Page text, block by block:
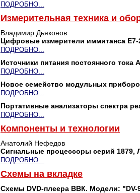
ПОДРОБНО...
Измерительная техника и
Владимир Дьяконов
Цифровые измерители иммитанса E7-
ПОДРОБНО...
Источники питания постоянного тока
ПОДРОБНО...
Новое семейство модульных
ПОДРОБНО...
Портативные анализаторы спектра
ПОДРОБНО...
Компоненты и технологии
Анатолий Нефедов
Сигнальные процессоры серий 1879,
ПОДРОБНО...
Схемы на вкладке
Схемы DVD-плеера ВВК. Модели: "DV-